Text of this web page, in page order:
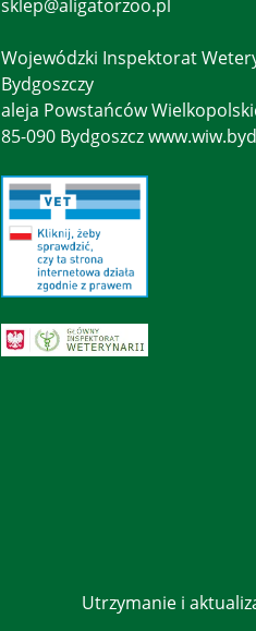
sklep@aligatorzoo.pl
Wojewódzki Inspektorat
Bydgoszczy
aleja Powstańców
85-090 Bydgoszcz
Utrzymanie i